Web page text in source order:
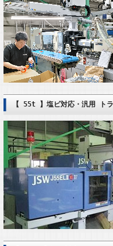
【 55t 】塩ビ対応・汎用 ト